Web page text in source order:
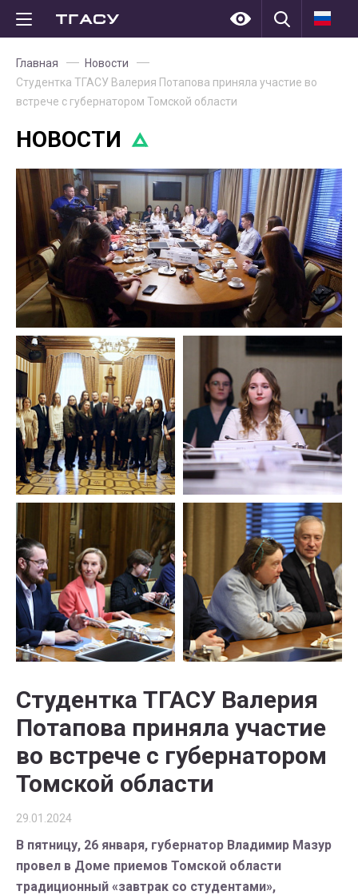
Главная
Новости
Студентка ТГАСУ Валерия Потапова приняла участие во
встрече с губернатором Томской области
НОВОСТИ
Студентка ТГАСУ Валерия
Потапова приняла участие
во встрече с губернатором
Томской области
29.01.2024
В пятницу, 26 января, губернатор Владимир Мазур
провел в Доме приемов Томской области
традиционный «завтрак со студентами»,